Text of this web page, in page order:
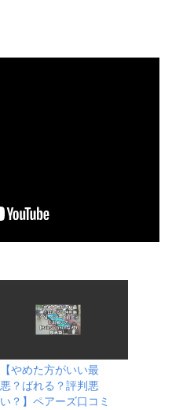
【やめた方がいい最
悪？ばれる？評判悪
い？】ペアーズ口コミ